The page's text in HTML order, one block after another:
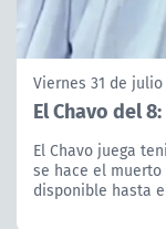
Viernes 31 de julio
El Chavo del
El Chavo juega
se hace el
disponible hasta